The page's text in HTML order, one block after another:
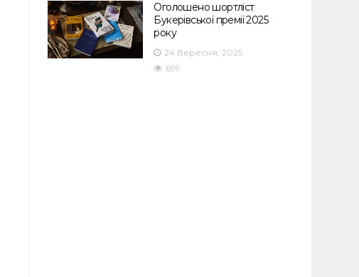
Оголошено шортліст
Букерівської премії 2025
року
24 Вересня, 2025
699